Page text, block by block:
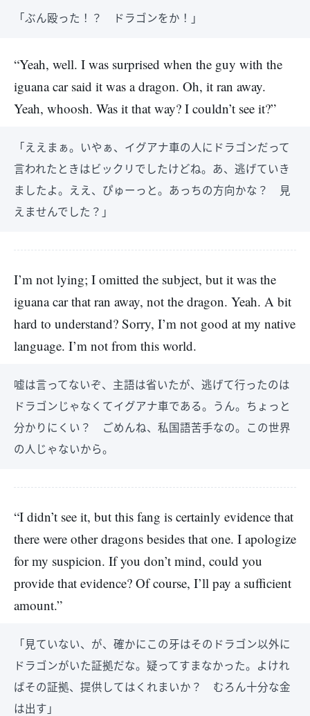
「ぶん殴った！？ ドラゴンをか！」
“Yeah, well. I was surprised when the guy with the
iguana car said it was a dragon. Oh, it ran away.
Yeah, whoosh. Was it that way? I couldn’t see it?”
「ええまぁ。いやぁ、イグアナ車の人にドラゴンだって
言われたときはビックリでしたけどね。あ、逃げていき
ましたよ。ええ、ぴゅーっと。あっちの方向かな？ 見
えませんでした？」
I’m not lying; I omitted the subject, but it was the
iguana car that ran away, not the dragon. Yeah. A bit
hard to understand? Sorry, I’m not good at my native
language. I’m not from this world.
嘘は言ってないぞ、主語は省いたが、逃げて行ったのは
ドラゴンじゃなくてイグアナ車である。うん。ちょっと
分かりにくい？ ごめんね、私国語苦手なの。この世界
の人じゃないから。
“I didn’t see it, but this fang is certainly evidence that
there were other dragons besides that one. I apologize
for my suspicion. If you don’t mind, could you
provide that evidence? Of course, I’ll pay a sufficient
amount.”
「見ていない、が、確かにこの牙はそのドラゴン以外に
ドラゴンがいた証拠だな。疑ってすまなかった。よけれ
ばその証拠、提供してはくれまいか？ むろん十分な金
は出す」